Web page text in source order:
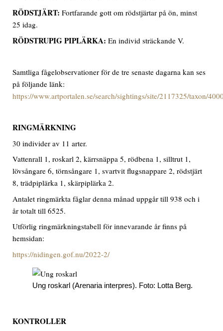
RÖDSTJÄRT: Fortfarande gott om rödstjärtar på ön, minst
25 idag.
RÖDSTRUPIG PIPLÄRKA: En individ sträckande V.
Samtliga fågelobservationer för de tre senaste dagarna kan ses
på följande länk:
https://www.artportalen.se/search/sightings/site/2117325/taxon/
RINGMÄRKNING
30 individer av 11 arter.
Vattenrall 1, roskarl 2, kärrsnäppa 5, rödbena 1, silltrut 1,
lövsångare 6, törnsångare 1, svartvit flugsnappare 2, rödstjärt
8, trädpiplärka 1, skärpiplärka 2.
Antalet ringmärkta fåglar denna månad uppgår till 938 och i
år totalt till 6525.
Utförlig ringmärkningstabell för innevarande år finns på
hemsidan:
https://nidingen.gof.nu/2022-2/
Ung roskarl (Arenaria interpres). Foto: Lotta Berg.
KONTROLLER